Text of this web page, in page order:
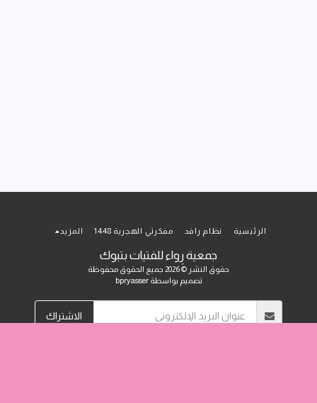
جمعية رِواء للفتيات بتبوك
حقوق النشر © 2026 جميع الحقوق محفوظة
تصميم بواسطةbpryasser
الرئيسية نظام رافد مفكرتي الهجرية 1448 المزيد
الاشتراك